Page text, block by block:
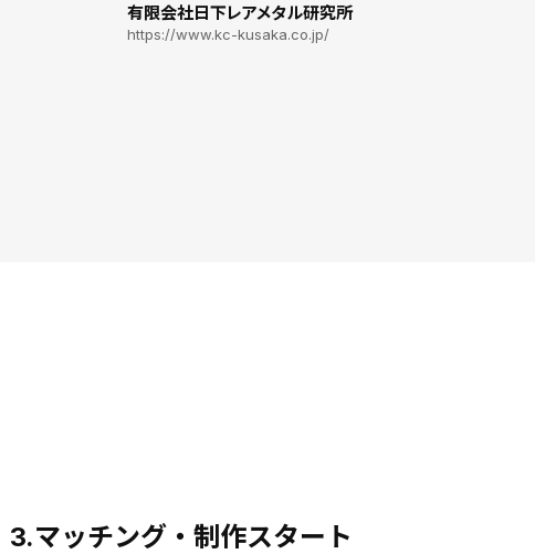
有限会社日下レアメタル研究所
https://www.kc-kusaka.co.jp/
3.マッチング・制作スタート